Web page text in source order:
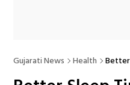
Gujarati News Health Better